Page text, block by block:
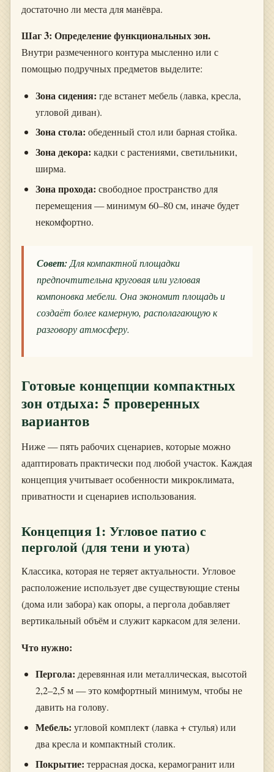
достаточно ли места для манёвра.
Шаг 3: Определение функциональных зон.
Внутри размеченного контура мысленно или с
помощью подручных предметов выделите:
Зона сидения: где встанет мебель (лавка, кресла,
угловой диван).
Зона стола: обеденный стол или барная стойка.
Зона декора: кадки с растениями, светильники,
ширма.
Зона прохода: свободное пространство для
перемещения — минимум 60–80 см, иначе будет
некомфортно.
Совет:Для компактной площадки
предпочтительна круговая или угловая
компоновка мебели. Она экономит площадь и
создаёт более камерную, располагающую к
разговору атмосферу.
Готовые концепции компактных
зон отдыха: 5 проверенных
вариантов
Ниже — пять рабочих сценариев, которые можно
адаптировать практически под любой участок. Каждая
концепция учитывает особенности микроклимата,
приватности и сценариев использования.
Концепция 1: Угловое патио с
перголой (для тени и уюта)
Классика, которая не теряет актуальности. Угловое
расположение использует две существующие стены
(дома или забора) как опоры, а пергола добавляет
вертикальный объём и служит каркасом для зелени.
Что нужно:
Пергола: деревянная или металлическая, высотой
2,2–2,5 м — это комфортный минимум, чтобы не
давить на голову.
Мебель: угловой комплект (лавка + стулья) или
два кресла и компактный столик.
Покрытие: террасная доска, керамогранит или